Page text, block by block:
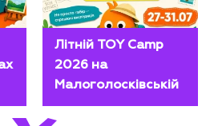
Літній TOY Camp
2026 на
Малоголосківській